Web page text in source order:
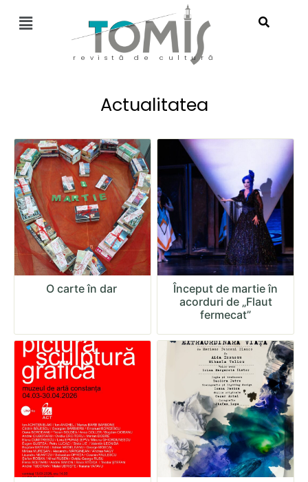
revistă de cultură
Actualitatea
O carte în dar
Început de martie în
acorduri de „Flaut
fermecat”